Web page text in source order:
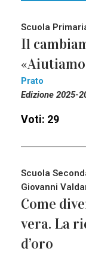
Scuola
Il
Prato
Edizione 2025-
Voti: 29
Scuola
Giovanni
Come
vera. La
d’oro